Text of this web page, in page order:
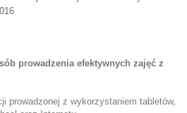
prowadzenia efektywnych zajęć z
prowadzonej z wykorzystaniem tabletów,